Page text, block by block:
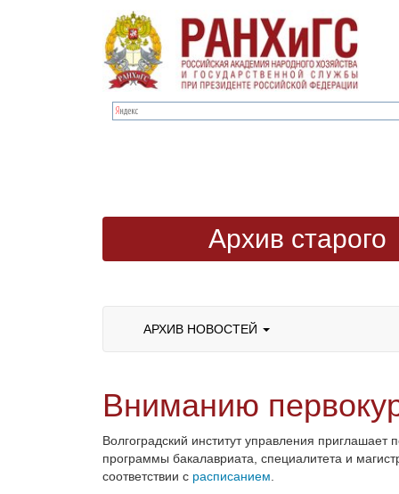
Архив старого
АРХИВ НОВОСТЕЙ
Вниманию
Волгоградский институт управления
программы бакалавриата, специалитета и
соответствии с расписанием